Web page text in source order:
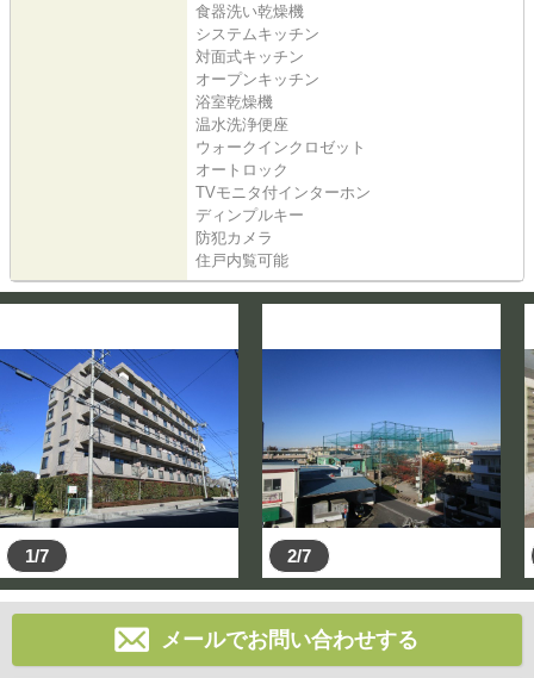
食器洗い乾燥機
システムキッチン
対面式キッチン
オープンキッチン
浴室乾燥機
温水洗浄便座
ウォークインクロゼット
オートロック
TVモニタ付インターホン
ディンプルキー
防犯カメラ
住戸内覧可能
1/7 2/7
メールでお問い合わせする